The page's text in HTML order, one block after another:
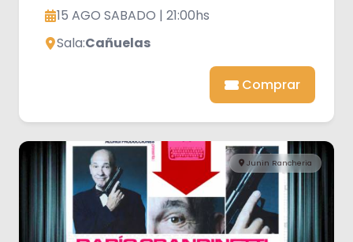
15 AGO SABADO | 21:00hs
Sala:Cañuelas
Comprar
Junin Rancheria